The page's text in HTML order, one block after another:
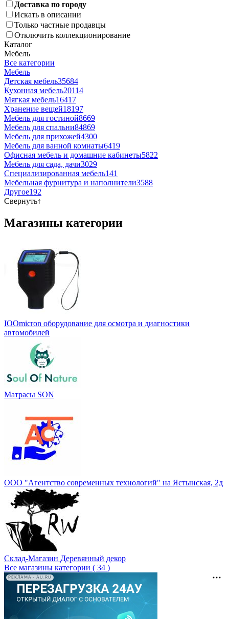
Доставка по городу
Искать в описании
Только частные продавцы
Отключить коллекционирование
Каталог
Мебель
Все категории
Мебель
Детская мебель35684
Кухонная мебель20114
Мягкая мебель16417
Хранение вещей18197
Мебель для гостиной8669
Мебель для спальни84869
Мебель для прихожей4300
Мебель для ванной комнаты6419
Офисная мебель и домашние кабинеты5822
Мебель для сада, дачи3029
Специализированная мебель141
Мебельная фурнитура и наполнители3588
Другое192
Свернуть↑
Магазины категории
IOOmicron оборудование для осмотра и диагностики
автомобилей
Матрасы SON
ООО "Агентство современных технологий" на Ястынская, 2д
Склад-Магазин Деревянный декор
Все магазины категории ( 34 )
РЕКЛАМА • AU.RU